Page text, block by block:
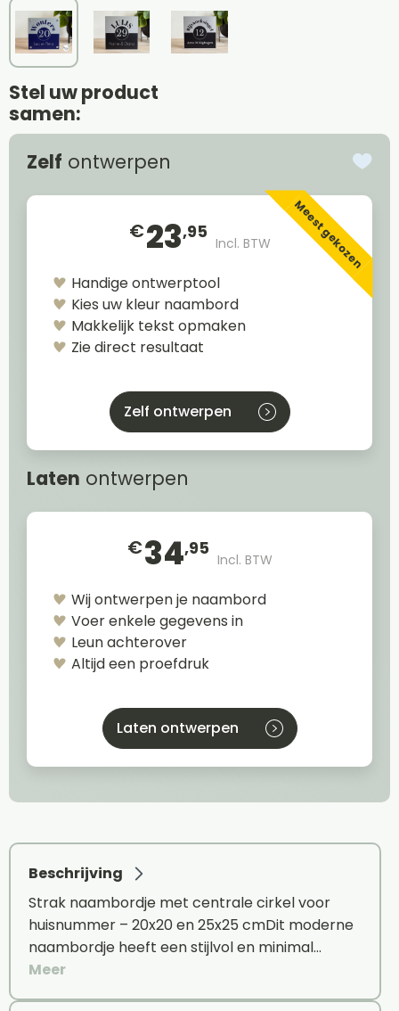
Stel uw product
samen:
Zelf ontwerpen
€23,95
Incl. BTW Meest gekozen
Handige ontwerptool
Kies uw kleur naambord
Makkelijk tekst opmaken
Zie direct resultaat
Zelf ontwerpen
Laten ontwerpen
€34,95
Incl. BTW
Wij ontwerpen je naambord
Voer enkele gegevens in
Leun achterover
Altijd een proefdruk
Laten ontwerpen
Beschrijving
Strak naambordje met centrale cirkel voor
huisnummer – 20x20 en 25x25 cmDit moderne
naambordje heeft een stijlvol en minimal…
Meer